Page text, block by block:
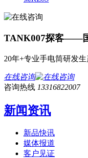
TANK007探客——
20年+专业手电筒研发生
在线咨询
咨询热线 13316822007
新闻资讯
新品快讯
媒体报道
客户见证